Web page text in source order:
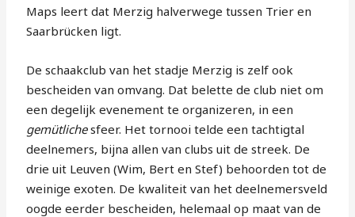
Maps leert dat Merzig halverwege tussen Trier en
Saarbrücken ligt.
De schaakclub van het stadje Merzig is zelf ook
bescheiden van omvang. Dat belette de club niet om
een degelijk evenement te organizeren, in een
gemütlichesfeer. Het tornooi telde een tachtigtal
deelnemers, bijna allen van clubs uit de streek. De
drie uit Leuven (Wim, Bert en Stef) behoorden tot de
weinige exoten. De kwaliteit van het deelnemersveld
oogde eerder bescheiden, helemaal op maat van de